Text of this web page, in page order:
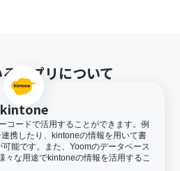
アプリについて
kintone
コードで活用することができます。例
携したり、kintoneの情報を用いて書
能です。また、Yoomのデータベース
々な用途でkintoneの情報を活用するこ